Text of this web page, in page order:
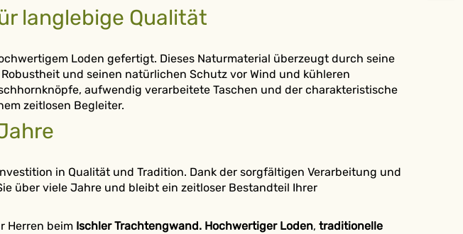
langlebige Qualität
Loden gefertigt. Dieses Naturmaterial überzeugt durch seine
und seinen natürlichen Schutz vor Wind und kühleren
aufwendig verarbeitete Taschen und der charakteristische
zeitlosen Begleiter.
in Qualität und Tradition. Dank der sorgfältigen Verarbeitung und
über viele Jahre und bleibt ein zeitloser Bestandteil Ihrer
Herren beim Ischler Trachtengwand. Hochwertiger Loden, traditionelle